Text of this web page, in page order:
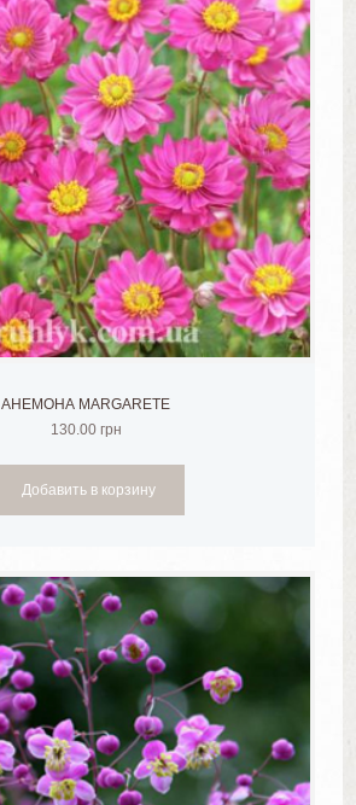
АНЕМОНА MARGARETE
130.00 грн
Добавить в корзину